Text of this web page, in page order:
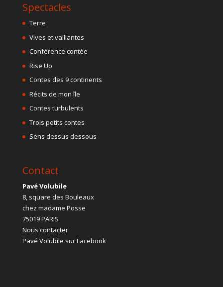
Spectacles
Terre
Vives et vaillantes
Conférence contée
Rise Up
Contes des 9 continents
Récits de mon île
Contes turbulents
Trois petits contes
Sens dessus dessous
Contact
Pavé Volubile
8, square des Bouleaux
chez madame Posse
75019 PARIS
Nous contacter
Pavé Volubile sur Facebook